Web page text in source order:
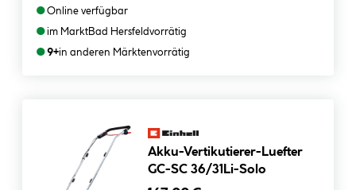
●Online verfügbar
●im MarktBad Hersfeldvorrätig
●9+in anderen Märktenvorrätig
Akku-Vertikutierer-Luefter
GC-SC 36/31Li-Solo